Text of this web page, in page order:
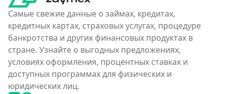
Самые свежие данные о займах, кредитах,
кредитных картах, страховых услугах, процедуре
банкротства и других финансовых продуктах в
стране. Узнайте о выгодных предложениях,
условиях оформления, процентных ставках и
доступных программах для физических и
юридических лиц.